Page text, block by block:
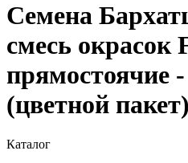
Семена
смесь окрасок
прямостоячие
(цветной пакет)
Каталог